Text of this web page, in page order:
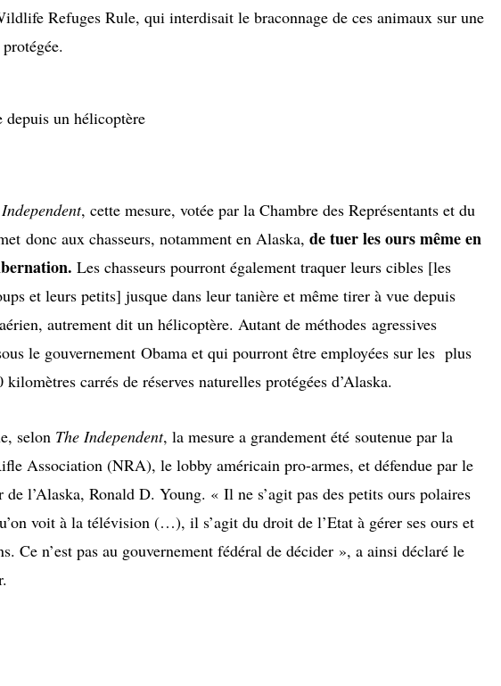
Refuges Rule, qui interdisait le braconnage de ces animaux sur une
depuis un hélicoptère
, cette mesure, votée par la Chambre des Représentants et du
donc aux chasseurs, notamment en Alaska, de tuer les ours même en
Les chasseurs pourront également traquer leurs cibles [les
et leurs petits] jusque dans leur tanière et même tirer à vue depuis
autrement dit un hélicoptère. Autant de méthodes agressives
le gouvernement Obama et qui pourront être employées sur les plus
kilomètres carrés de réserves naturelles protégées d’Alaska.
selon The Independent, la mesure a grandement été soutenue par la
Association (NRA), le lobby américain pro-armes, et défendue par le
de l’Alaska, Ronald D. Young. « Il ne s’agit pas des petits ours polaires
voit à la télévision (…), il s’agit du droit de l’Etat à gérer ses ours et
Ce n’est pas au gouvernement fédéral de décider », a ainsi déclaré le